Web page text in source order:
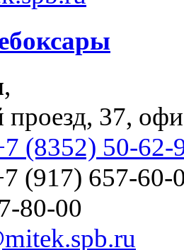
,
проезд, 37,
(8352) 50-62-
(917) 657-60-
80-00